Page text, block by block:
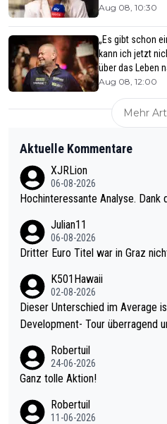
Aug 08, 10:30
„Es gibt schon
kann ich jetzt
über das Leben
Aug 08, 12:00
Mehr
Aktuelle Kommentare
XJRLion
06-08-2026
Hochinteressante Analyse. Dank
Julian11
06-08-2026
Dritter Euro Titel war in Graz
K501Hawaii
02-08-2026
Dieser Unterschied im Average ist echt
Development- Tour überragend
mal 40+ erst recht. Da gewinnst keinen Blumentopf - ist ja noc
h krasser wie ein Pokalspiel eines Kreisligisten vs einem Bund
Robertuil
24-06-2026
Ganz tolle Aktion!
Robertuil
11-06-2026